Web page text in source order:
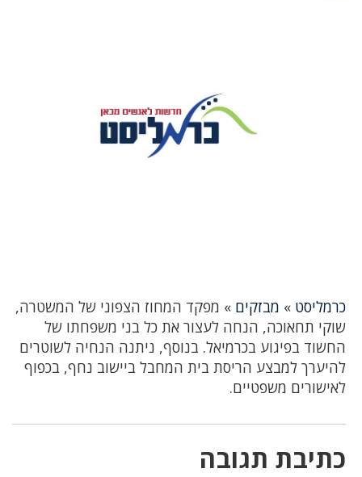
כרמליסט » מבזקים » מפקד המחוז הצפוני של המשטרה,
שוקי תחאוכה, הנחה לעצור את כל בני משפחתו של
החשוד בפיגוע בכרמיאל. בנוסף, ניתנה הנחיה לשוטרים
להיערך למבצע הריסת בית המחבל ביישוב נחף, בכפוף
לאישורים משפטיים.
כתיבת תגובה